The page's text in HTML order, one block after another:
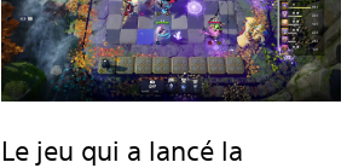
Le jeu qui a lancé la